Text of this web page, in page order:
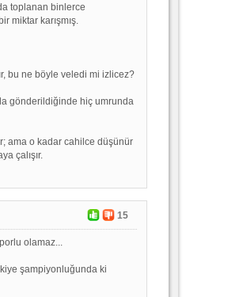
toplanan binlerce
miktar karışmış.
bu ne böyle veledi mi izlicez?
gönderildiğinde hiç umrunda
ama o kadar cahilce düşünür
çalışır.
15
olamaz...
şampiyonluğunda ki